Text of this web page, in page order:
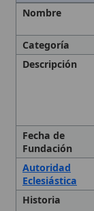
Descripción
Historia